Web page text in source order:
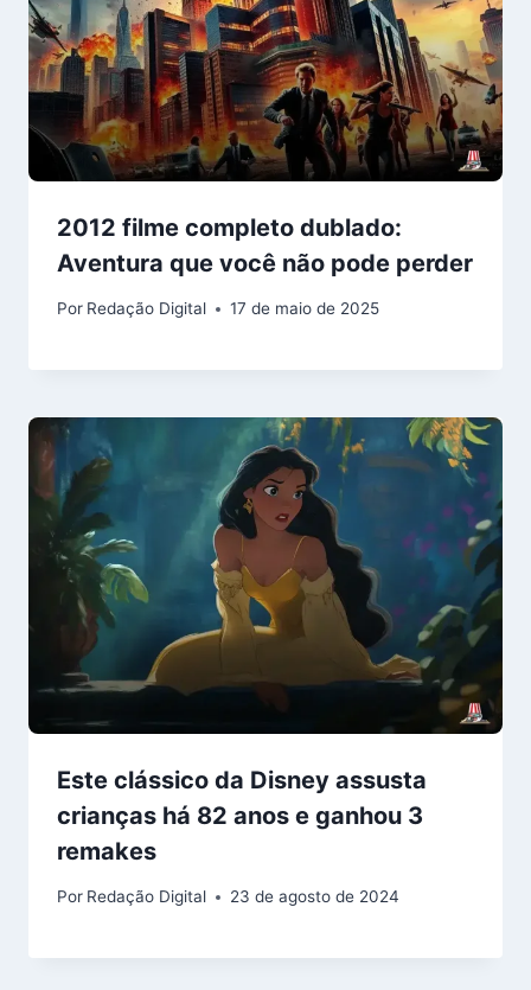
2012 filme completo dublado:
Aventura que você não pode perder
Por Redação Digital 17 de maio de 2025
Este clássico da Disney assusta
crianças há 82 anos e ganhou 3
remakes
Por Redação Digital 23 de agosto de 2024